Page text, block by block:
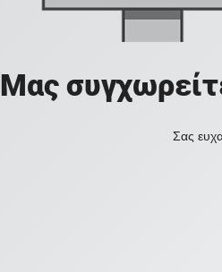
Μας
Σας